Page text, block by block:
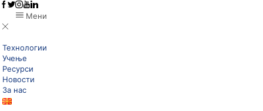
Мени
Технологии
Учење
Ресурси
Новости
За нас